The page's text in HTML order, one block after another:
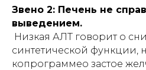
Звено 2: Печень не
выведением.
Низкая АЛТ говорит о
синтетической функции,
копрограммео застое